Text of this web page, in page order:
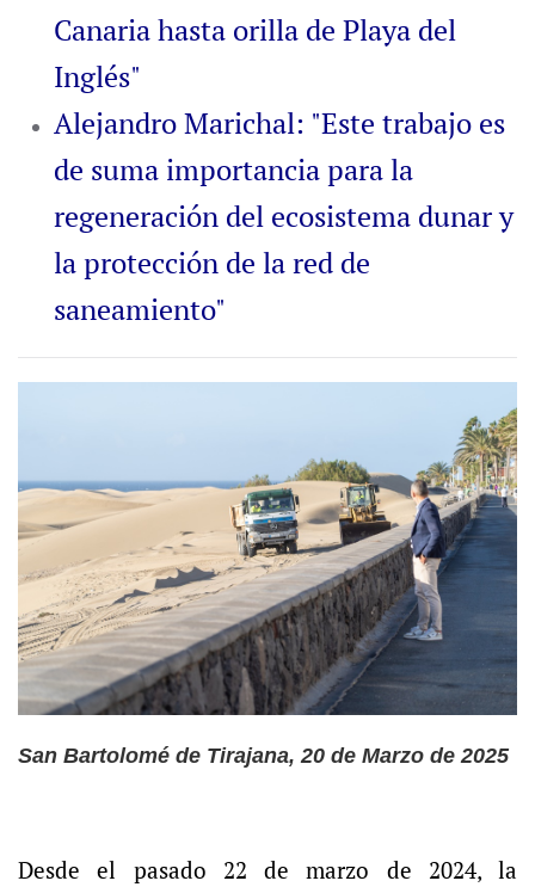
Canaria hasta orilla de Playa del
Inglés"
Alejandro Marichal: "Este trabajo es
de suma importancia para la
regeneración del ecosistema dunar y
la protección de la red de
saneamiento"
San Bartolomé de Tirajana, 20 de Marzo de 2025
Desde el pasado 22 de marzo de 2024, la